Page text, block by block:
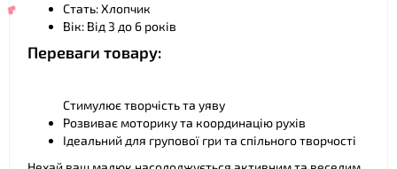
Стать: Хлопчик
Вік: Від 3 до 6 років
Переваги товару:
Стимулює творчість та уяву
Розвиває моторику та координацію рухів
Ідеальний для групової гри та спільного творчості